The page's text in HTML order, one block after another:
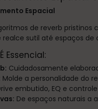
Espacial
de reverb pristinos
sutil até espaços de
Essencial:
Cuidadosamente
Molde a personalidade do
embutido, EQ e
De espaços naturais a